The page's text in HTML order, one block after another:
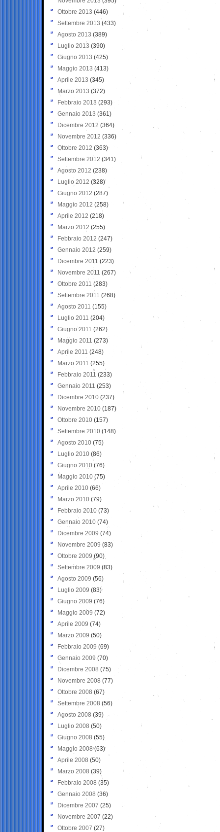
Ottobre 2013 (446)
Settembre 2013 (433)
Agosto 2013 (389)
Luglio 2013 (390)
Giugno 2013 (425)
Maggio 2013 (413)
Aprile 2013 (345)
Marzo 2013 (372)
Febbraio 2013 (293)
Gennaio 2013 (361)
Dicembre 2012 (364)
Novembre 2012 (336)
Ottobre 2012 (363)
Settembre 2012 (341)
Agosto 2012 (238)
Luglio 2012 (328)
Giugno 2012 (287)
Maggio 2012 (258)
Aprile 2012 (218)
Marzo 2012 (255)
Febbraio 2012 (247)
Gennaio 2012 (259)
Dicembre 2011 (223)
Novembre 2011 (267)
Ottobre 2011 (283)
Settembre 2011 (268)
Agosto 2011 (155)
Luglio 2011 (204)
Giugno 2011 (262)
Maggio 2011 (273)
Aprile 2011 (248)
Marzo 2011 (255)
Febbraio 2011 (233)
Gennaio 2011 (253)
Dicembre 2010 (237)
Novembre 2010 (187)
Ottobre 2010 (157)
Settembre 2010 (148)
Agosto 2010 (75)
Luglio 2010 (86)
Giugno 2010 (76)
Maggio 2010 (75)
Aprile 2010 (66)
Marzo 2010 (79)
Febbraio 2010 (73)
Gennaio 2010 (74)
Dicembre 2009 (74)
Novembre 2009 (83)
Ottobre 2009 (90)
Settembre 2009 (83)
Agosto 2009 (56)
Luglio 2009 (83)
Giugno 2009 (76)
Maggio 2009 (72)
Aprile 2009 (74)
Marzo 2009 (50)
Febbraio 2009 (69)
Gennaio 2009 (70)
Dicembre 2008 (75)
Novembre 2008 (77)
Ottobre 2008 (67)
Settembre 2008 (56)
Agosto 2008 (39)
Luglio 2008 (50)
Giugno 2008 (55)
Maggio 2008(63)
Aprile 2008 (50)
Marzo 2008 (39)
Febbraio 2008 (35)
Gennaio 2008 (36)
Dicembre 2007 (25)
Novembre 2007 (22)
Ottobre 2007 (27)